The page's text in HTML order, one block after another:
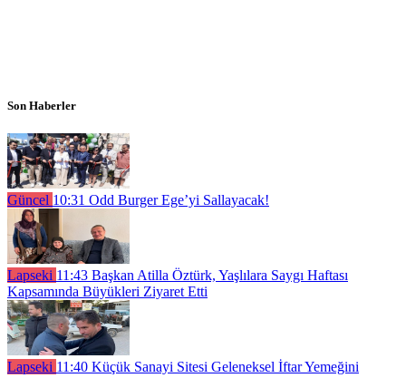
Son Haberler
Güncel 10:31 Odd Burger Ege’yi Sallayacak!
Lapseki 11:43 Başkan Atilla Öztürk, Yaşlılara Saygı Haftası
Kapsamında Büyükleri Ziyaret Etti
Lapseki 11:40 Küçük Sanayi Sitesi Geleneksel İftar Yemeğini